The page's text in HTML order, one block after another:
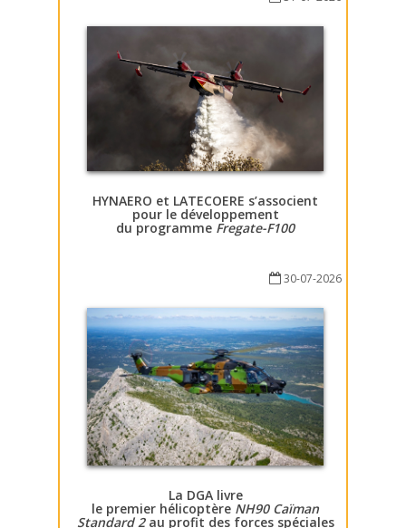
HYNAERO et LATECOERE s’associent
pour le développement
du programme Fregate-F100
30-07-2026
La DGA livre
le premier hélicoptère NH90 Caïman
Standard 2au profit des forces spéciales